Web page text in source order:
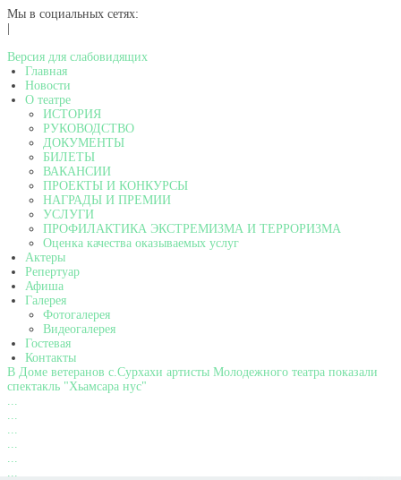
Мы в социальных сетях:
Версия для слабовидящих
Главная
Новости
О театре
ИСТОРИЯ
РУКОВОДСТВО
ДОКУМЕНТЫ
БИЛЕТЫ
ВАКАНСИИ
ПРОЕКТЫ И КОНКУРСЫ
НАГРАДЫ И ПРЕМИИ
УСЛУГИ
ПРОФИЛАКТИКА ЭКСТРЕМИЗМА И ТЕРРОРИЗМА
Оценка качества оказываемых услуг
Актеры
Репертуар
Афиша
Галерея
Фотогалерея
Видеогалерея
Гостевая
Контакты
В Доме ветеранов с.Сурхахи артисты Молодежного театра показали
спектакль "Хьамсара нус"
...
...
...
...
...
...